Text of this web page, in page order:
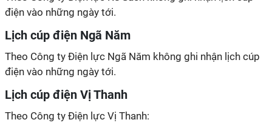
điện vào những ngày tới.
Lịch cúp điện Ngã Năm
Theo Công ty Điện lực Ngã Năm không ghi nhận lịch cúp
điện vào những ngày tới.
Lịch cúp điện Vị Thanh
Theo Công ty Điện lực Vị Thanh: